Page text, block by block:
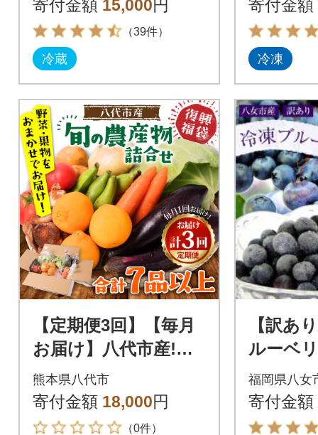
ール入〕
寄付金額 15,000円
（39件）
冷蔵
寄付金額
冷凍
【定期便3回】【毎月
お届け】八代市産!旬
の農産物詰合せ 復興
福袋 7品以上_065-504
6-A
熊本県八代市
寄付金額 18,000円
（0件）
【訳あ
ルーベ
2袋])八
福岡県八女
寄付金額